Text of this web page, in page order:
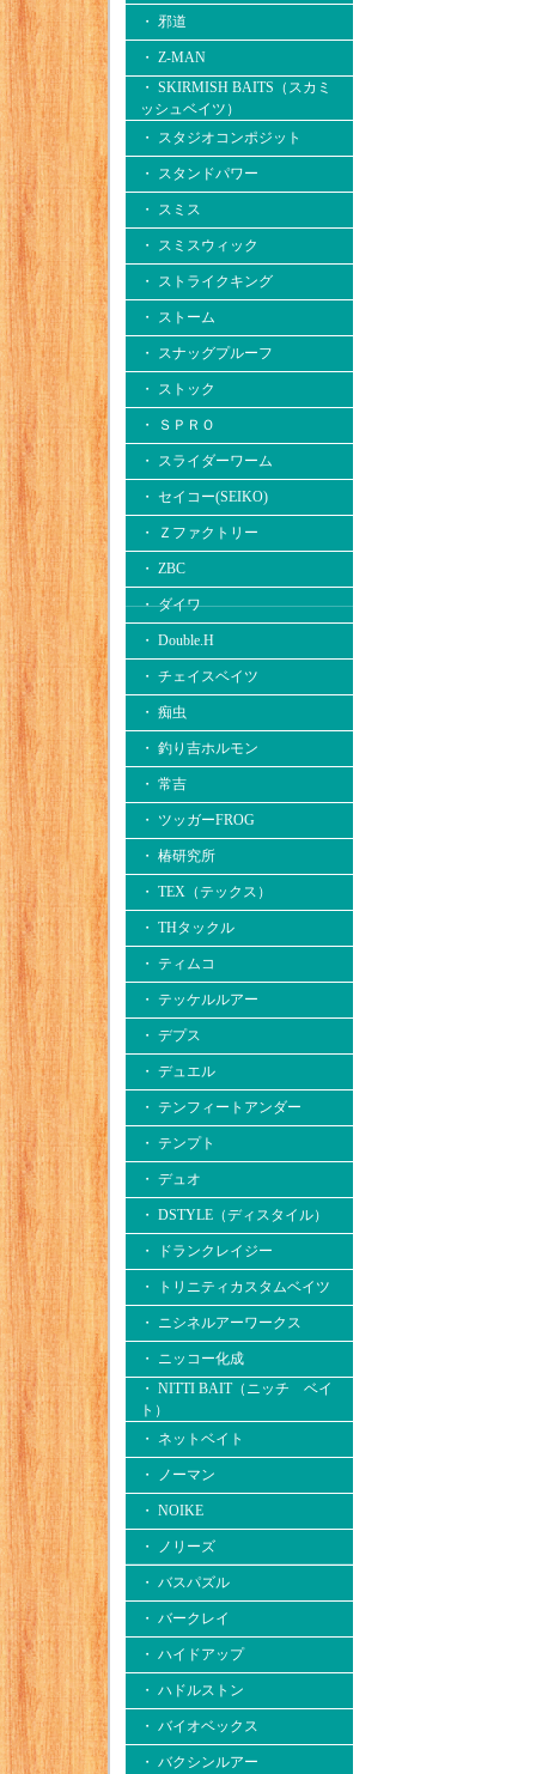
・ 邪道
・ Z-MAN
・ SKIRMISH BAITS（スカミ
ッシュベイツ）
・ スタジオコンポジット
・ スタンドパワー
・ スミス
・ スミスウィック
・ ストライクキング
・ ストーム
・ スナッグプルーフ
・ ストック
・ ＳＰＲＯ
・ スライダーワーム
・ セイコー(SEIKO)
・ Ｚファクトリー
・ ZBC
・ ダイワ
・ Double.H
・ チェイスベイツ
・ 痴虫
・ 釣り吉ホルモン
・ 常吉
・ ツッガーFROG
・ 椿研究所
・ TEX（テックス）
・ THタックル
・ ティムコ
・ テッケルルアー
・ デプス
・ デュエル
・ テンフィートアンダー
・ テンプト
・ デュオ
・ DSTYLE（ディスタイル）
・ ドランクレイジー
・ トリニティカスタムベイツ
・ ニシネルアーワークス
・ ニッコー化成
・ NITTI BAIT（ニッチ ベイ
ト）
・ ネットベイト
・ ノーマン
・ NOIKE
・ ノリーズ
・ バスパズル
・ バークレイ
・ ハイドアップ
・ ハドルストン
・ バイオベックス
・ バクシンルアー